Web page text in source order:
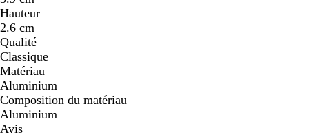
Hauteur
2.6 cm
Qualité
Classique
Matériau
Aluminium
Composition du matériau
Aluminium
Avis